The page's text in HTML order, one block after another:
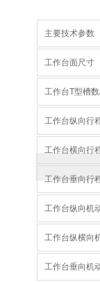
主要技术参数
工作台面尺寸
工作台T型槽
工作台纵向行
工作台横向行
工作台垂向行
工作台纵向机
工作台纵横向
工作台垂向机